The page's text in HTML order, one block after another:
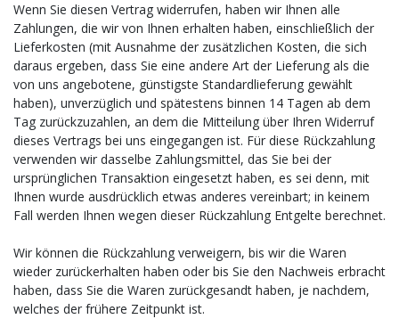
Wenn Sie diesen Vertrag widerrufen, haben wir Ihnen alle
Zahlungen, die wir von Ihnen erhalten haben, einschließlich der
Lieferkosten (mit Ausnahme der zusätzlichen Kosten, die sich
daraus ergeben, dass Sie eine andere Art der Lieferung als die
von uns angebotene, günstigste Standardlieferung gewählt
haben), unverzüglich und spätestens binnen 14 Tagen ab dem
Tag zurückzuzahlen, an dem die Mitteilung über Ihren Widerruf
dieses Vertrags bei uns eingegangen ist. Für diese Rückzahlung
verwenden wir dasselbe Zahlungsmittel, das Sie bei der
ursprünglichen Transaktion eingesetzt haben, es sei denn, mit
Ihnen wurde ausdrücklich etwas anderes vereinbart; in keinem
Fall werden Ihnen wegen dieser Rückzahlung Entgelte berechnet.
Wir können die Rückzahlung verweigern, bis wir die Waren
wieder zurückerhalten haben oder bis Sie den Nachweis erbracht
haben, dass Sie die Waren zurückgesandt haben, je nachdem,
welches der frühere Zeitpunkt ist.